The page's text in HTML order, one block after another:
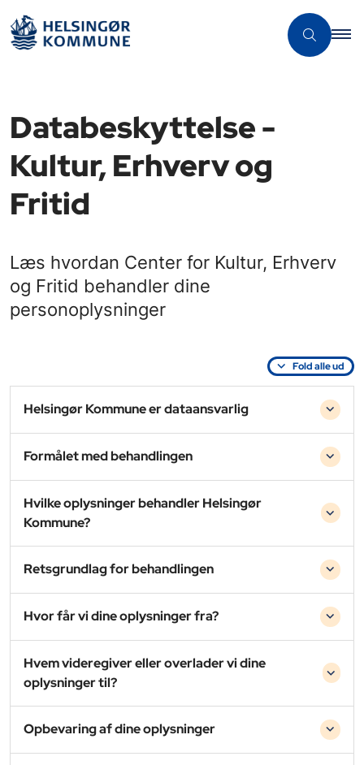
Databeskyttelse -
Kultur, Erhverv og
Fritid
Læs hvordan Center for Kultur, Erhverv
og Fritid behandler dine
personoplysninger
Fold alle ud
Helsingør Kommune er dataansvarlig
Formålet med behandlingen
Hvilke oplysninger behandler Helsingør
Kommune?
Retsgrundlag for behandlingen
Hvor får vi dine oplysninger fra?
Hvem videregiver eller overlader vi dine
oplysninger til?
Opbevaring af dine oplysninger